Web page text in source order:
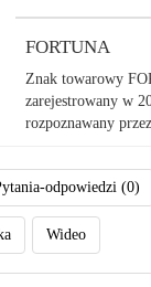
FORTUNA
Znak towarowy
zarejestrowany w
rozpoznawany
odpowiedzi (0)
Wideo